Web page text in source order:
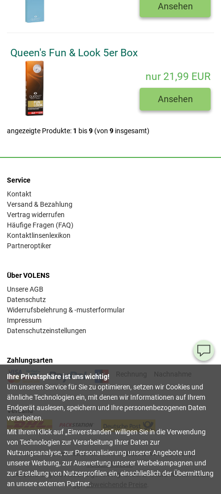
Ansehen
Queen's Fun & Look 5er Box
nur 21,99 EUR
Ansehen
angezeigte Produkte: 1 bis9 (von 9 insgesamt)
Service
Kontakt
Versand & Bezahlung
Vertrag widerrufen
Häufige Fragen (FAQ)
Kontaktlinsenlexikon
Partneroptiker
Über VOLENS
Unsere AGB
Datenschutz
Widerrufsbelehrung & -musterformular
Impressum
Datenschutzeinstellungen
Zahlungsarten
Rechnung
Nachnahme
Versand
Alle Preise verstehen sich inkl. deutscher Mwst, z.T. zzgl.
Versandkosten.
Bei Lieferung ins Ausland gelten wg. anderer lokaler Mwst.-Sätze
ggf.abweichende Preise
Ihre Privatsphäre ist uns wichtig!
Um unseren Service für Sie zu optimieren, setzen wir Cookies und
ähnliche Technologien ein, mit denen wir Informationen auf Ihrem
Endgerät auslesen, speichern und Ihre personenbezogenen Daten
verarbeiten.
Mit Ihrem Klick auf Einverstanden willigen Sie in die Verwendung
von Technologien zur Verarbeitung Ihrer Daten zur
Nutzungsanalyse, zur Personalisierung unserer Angebote und
unserer Werbung, zur Auswertung unserer Werbekampagnen und
zur Erstellung von Nutzerprofilen ein, einschließlich der Übermittlung
an unsere externen Partner.
Sie